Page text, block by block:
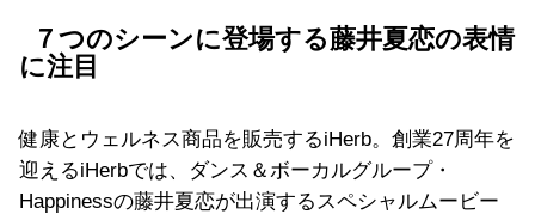
７つのシーンに登場する藤井夏恋の表情
に注目
健康とウェルネス商品を販売するiHerb。創業27周年を
迎えるiHerbでは、ダンス＆ボーカルグループ・
Happinessの藤井夏恋が出演するスペシャルムービー